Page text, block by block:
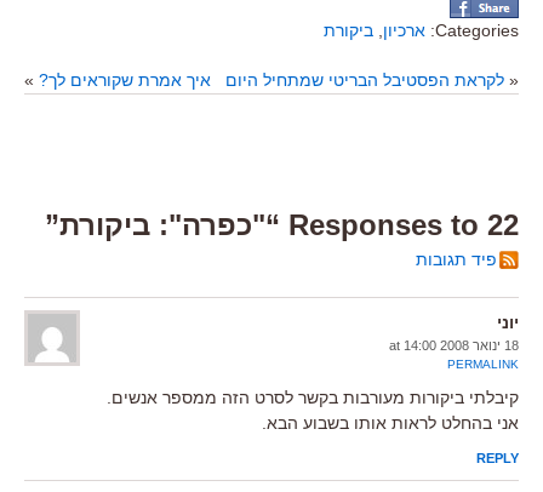
Categories: ארכיון ביקורת
« לקראת הפסטיבל הבריטי שמתחיל היום איך אמרת שקוראים לך? »
22 Responses to “"כפרה": ביקורת”
פיד תגובות
יוני
18 ינואר 2008 at 14:00
PERMALINK
קיבלתי ביקורות מעורבות בקשר לסרט הזה ממספר אנשים.
אני בהחלט לראות אותו בשבוע הבא.
REPLY